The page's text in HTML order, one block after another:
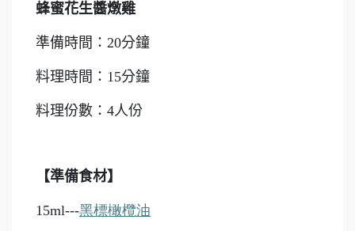
蜂蜜花生醬燉雞
準備時間：20分鐘
料理時間：15分鐘
料理份數：4人份
【準備食材】
15ml---黑標橄欖油